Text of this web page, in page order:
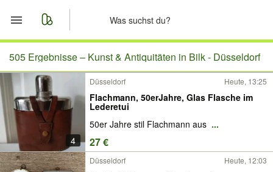
Start
Merkliste
Nachrichten
Anzeige aufgeben
505 Ergebnisse – Kunst & Antiquitäten in Bilk - Düsseldorf
4
Düsseldorf Heute, 13:25
Flachmann, 50erJahre, Glas Flasche im
Lederetui
50er Jahre stil Flachmann aus ...
27 €
Düsseldorf Heute, 12:03